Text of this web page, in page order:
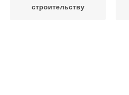
строительству